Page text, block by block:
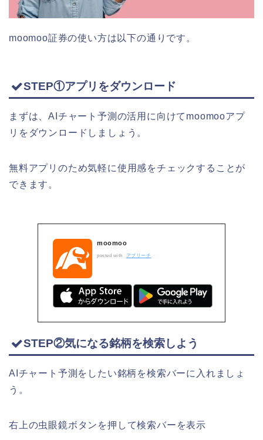
moomoo証券の使い方は以下の通りです。
STEP①アプリをダウンロード
まずは、AIチャート予測の活用に向けてmoomooアプ
リをダウンロードしましょう。
無料アプリのため気軽に使用感をチェックすることが
できます。
moomoo
posted with アプリーチ
STEP②気になる銘柄を検索しよう
AIチャート予測をしたい銘柄を検索バーに入れましょ
う。
右上の虫眼鏡ボタンを押して検索バーを表示